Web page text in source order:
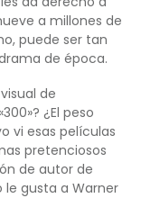
a millones de
puede ser tan
de época.
de
¿El peso
vi esas películas
pretenciosos
de autor de
gusta a Warner